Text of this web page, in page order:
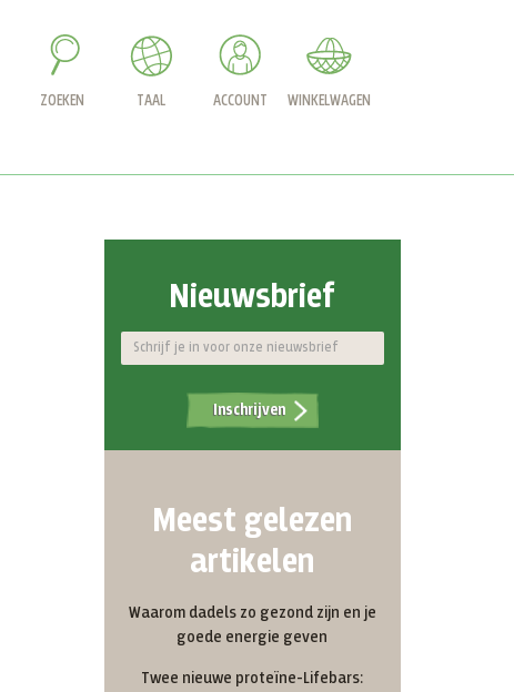
ZOEKEN TAAL ACCOUNT WINKELWAGEN
Nieuwsbrief
Inschrijven
Meest gelezen
artikelen
Waarom dadels zo gezond zijn en je
goede energie geven
Twee nieuwe proteïne-Lifebars: